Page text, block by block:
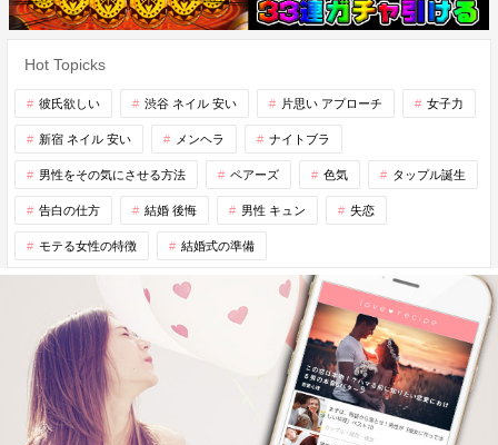
Hot Topicks
彼氏欲しい 渋谷 ネイル 安い 片思い アプローチ 女子力
新宿 ネイル 安い メンヘラ ナイトブラ
男性をその気にさせる方法 ペアーズ 色気 タップル誕生
告白の仕方 結婚 後悔 男性 キュン 失恋
モテる女性の特徴 結婚式の準備